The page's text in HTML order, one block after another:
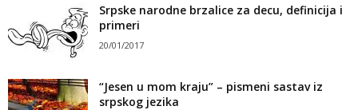
Srpske narodne brzalice za decu, definicija i
primeri
20/01/2017
“Jesen u mom kraju” – pismeni sastav iz
srpskog jezika